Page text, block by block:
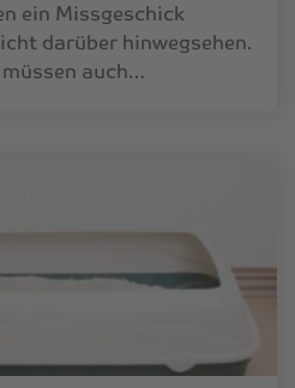
ein Missgeschick
darüber hinwegsehen.
auch…